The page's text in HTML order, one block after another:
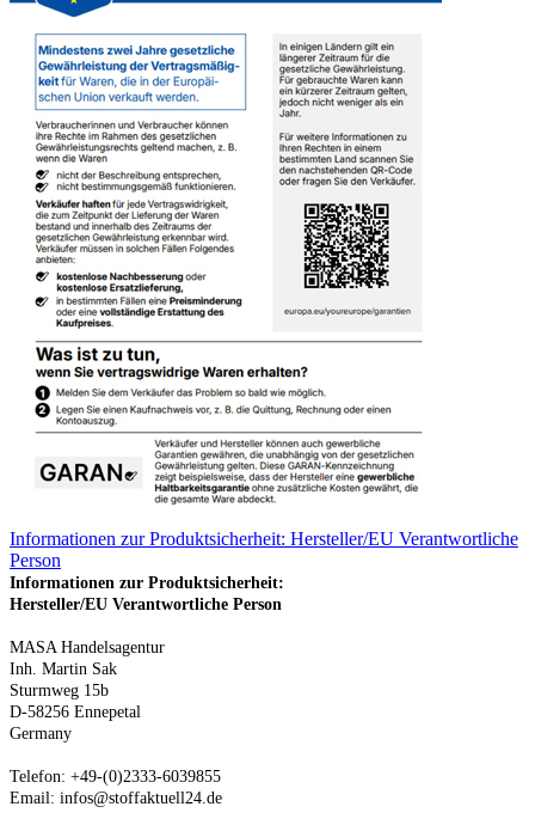
Informationen zur Produktsicherheit: Hersteller/EU Verantwortliche
Person
Informationen zur Produktsicherheit:
Hersteller/EU Verantwortliche Person
MASA Handelsagentur
Inh. Martin Sak
Sturmweg 15b
D-58256 Ennepetal
Germany
Telefon: +49-(0)2333-6039855
Email: infos@stoffaktuell24.de